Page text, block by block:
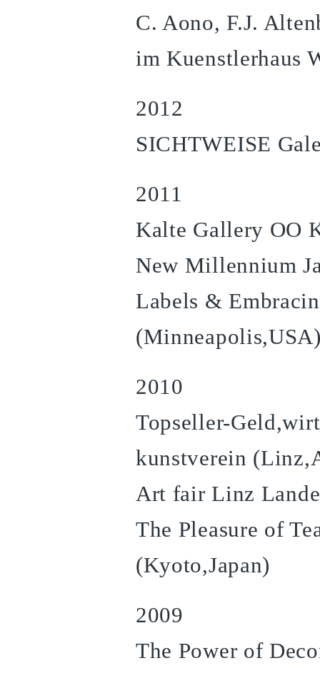
C. Aono, F.J.
im Kuenstlerhaus
2012
SICHTWEISE
2011
Kalte Gallery OO
New Millennium
Labels &
2010
Topseller-
kunstverein
Art fair Linz
The Pleasure of
(Kyoto,Japan)
2009
The Power of